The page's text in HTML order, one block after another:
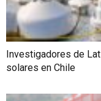
Investigadores de
solares en Chile